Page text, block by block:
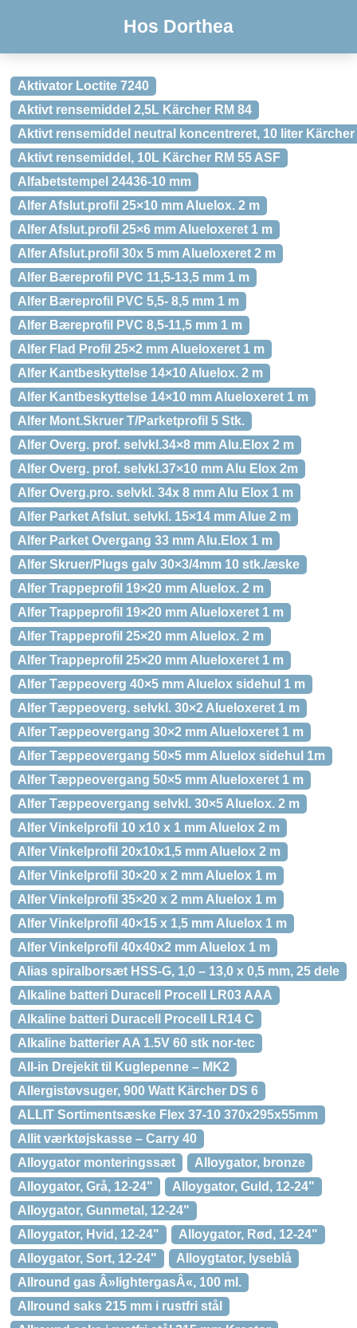
Hos Dorthea
Aktivator Loctite 7240
Aktivt rensemiddel 2,5L Kärcher RM 84
Aktivt rensemiddel neutral koncentreret, 10 liter Kärcher
Aktivt rensemiddel, 10L Kärcher RM 55 ASF
Alfabetstempel 24436-10 mm
Alfer Afslut.profil 25×10 mm Aluelox. 2 m
Alfer Afslut.profil 25×6 mm Alueloxeret 1 m
Alfer Afslut.profil 30x 5 mm Alueloxeret 2 m
Alfer Bæreprofil PVC 11,5-13,5 mm 1 m
Alfer Bæreprofil PVC 5,5- 8,5 mm 1 m
Alfer Bæreprofil PVC 8,5-11,5 mm 1 m
Alfer Flad Profil 25×2 mm Alueloxeret 1 m
Alfer Kantbeskyttelse 14×10 Aluelox. 2 m
Alfer Kantbeskyttelse 14×10 mm Alueloxeret 1 m
Alfer Mont.Skruer T/Parketprofil 5 Stk.
Alfer Overg. prof. selvkl.34×8 mm Alu.Elox 2 m
Alfer Overg. prof. selvkl.37×10 mm Alu Elox 2m
Alfer Overg.pro. selvkl. 34x 8 mm Alu Elox 1 m
Alfer Parket Afslut. selvkl. 15×14 mm Alue 2 m
Alfer Parket Overgang 33 mm Alu.Elox 1 m
Alfer Skruer/Plugs galv 30×3/4mm 10 stk./æske
Alfer Trappeprofil 19×20 mm Aluelox. 2 m
Alfer Trappeprofil 19×20 mm Alueloxeret 1 m
Alfer Trappeprofil 25×20 mm Aluelox. 2 m
Alfer Trappeprofil 25×20 mm Alueloxeret 1 m
Alfer Tæppeoverg 40×5 mm Aluelox sidehul 1 m
Alfer Tæppeoverg. selvkl. 30×2 Alueloxeret 1 m
Alfer Tæppeovergang 30×2 mm Alueloxeret 1 m
Alfer Tæppeovergang 50×5 mm Aluelox sidehul 1m
Alfer Tæppeovergang 50×5 mm Alueloxeret 1 m
Alfer Tæppeovergang selvkl. 30×5 Aluelox. 2 m
Alfer Vinkelprofil 10 x10 x 1 mm Aluelox 2 m
Alfer Vinkelprofil 20x10x1,5 mm Aluelox 2 m
Alfer Vinkelprofil 30×20 x 2 mm Aluelox 1 m
Alfer Vinkelprofil 35×20 x 2 mm Aluelox 1 m
Alfer Vinkelprofil 40×15 x 1,5 mm Aluelox 1 m
Alfer Vinkelprofil 40x40x2 mm Aluelox 1 m
Alias spiralborsæt HSS-G, 1,0 – 13,0 x 0,5 mm, 25 dele
Alkaline batteri Duracell Procell LR03 AAA
Alkaline batteri Duracell Procell LR14 C
Alkaline batterier AA 1.5V 60 stk nor-tec
All-in Drejekit til Kuglepenne – MK2
Allergistøvsuger, 900 Watt Kärcher DS 6
ALLIT Sortimentsæske Flex 37-10 370x295x55mm
Allit værktøjskasse – Carry 40
Alloygator monteringssæt
Alloygator, bronze
Alloygator, Grå, 12-24"
Alloygator, Guld, 12-24"
Alloygator, Gunmetal, 12-24"
Alloygator, Hvid, 12-24"
Alloygator, Rød, 12-24"
Alloygator, Sort, 12-24"
Alloygtator, lyseblå
Allround gas Â»lightergasÂ«, 100 ml.
Allround saks 215 mm i rustfri stål